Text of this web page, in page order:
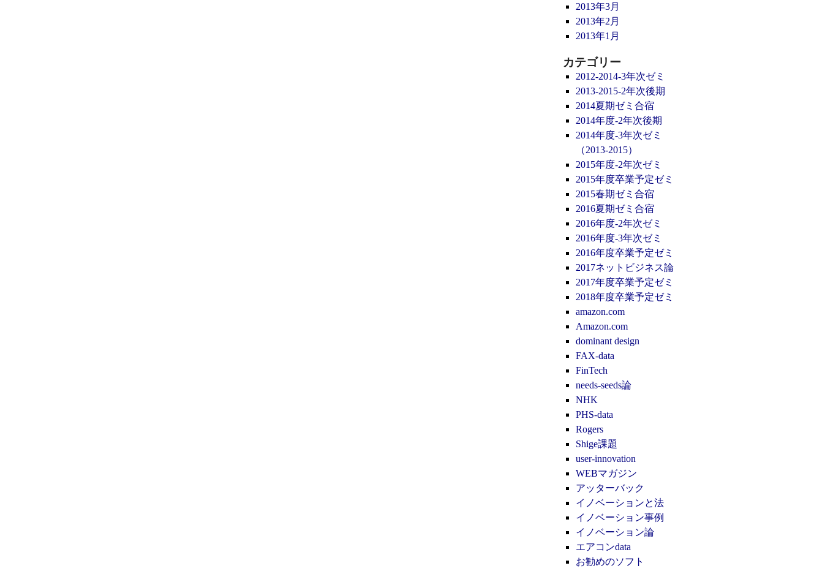
2013年3月
2013年2月
2013年1月
カテゴリー
2012-2014-3年次ゼミ
2013-2015-2年次後期
2014夏期ゼミ合宿
2014年度-2年次後期
2014年度-3年次ゼミ
（2013-2015）
2015年度-2年次ゼミ
2015年度卒業予定ゼミ
2015春期ゼミ合宿
2016夏期ゼミ合宿
2016年度-2年次ゼミ
2016年度-3年次ゼミ
2016年度卒業予定ゼミ
2017ネットビジネス論
2017年度卒業予定ゼミ
2018年度卒業予定ゼミ
amazon.com
Amazon.com
dominant design
FAX-data
FinTech
needs-seeds論
NHK
PHS-data
Rogers
Shige課題
user-innovation
WEBマガジン
アッターバック
イノベーションと法
イノベーション事例
イノベーション論
エアコンdata
お勧めのソフト